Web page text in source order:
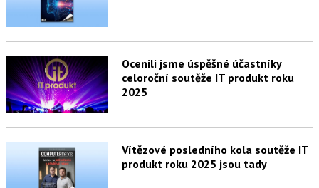
Ocenili jsme úspěšné účastníky
celoroční soutěže IT produkt roku
2025
Vítězové posledního kola soutěže IT
produkt roku 2025 jsou tady